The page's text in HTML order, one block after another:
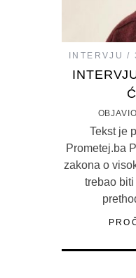
INTERVJU
OBJAVIO
Tekst je
Prometej.ba
zakona o
trebao